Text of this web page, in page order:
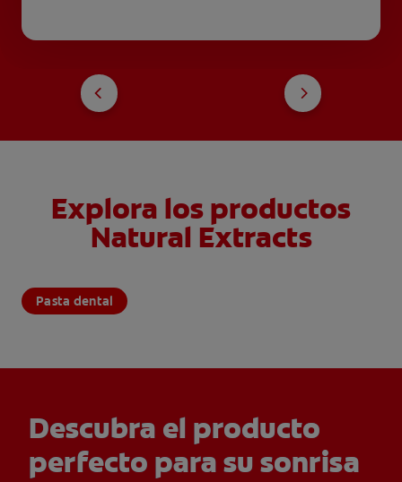
Explora los productos
Natural Extracts
Pasta dental
Descubra el producto
perfecto para su sonrisa